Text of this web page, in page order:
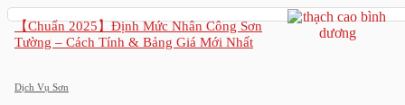
【Chuẩn 2025】Định Mức Nhân Công Sơn
Tường – Cách Tính & Bảng Giá Mới Nhất
Dịch Vụ Sơn